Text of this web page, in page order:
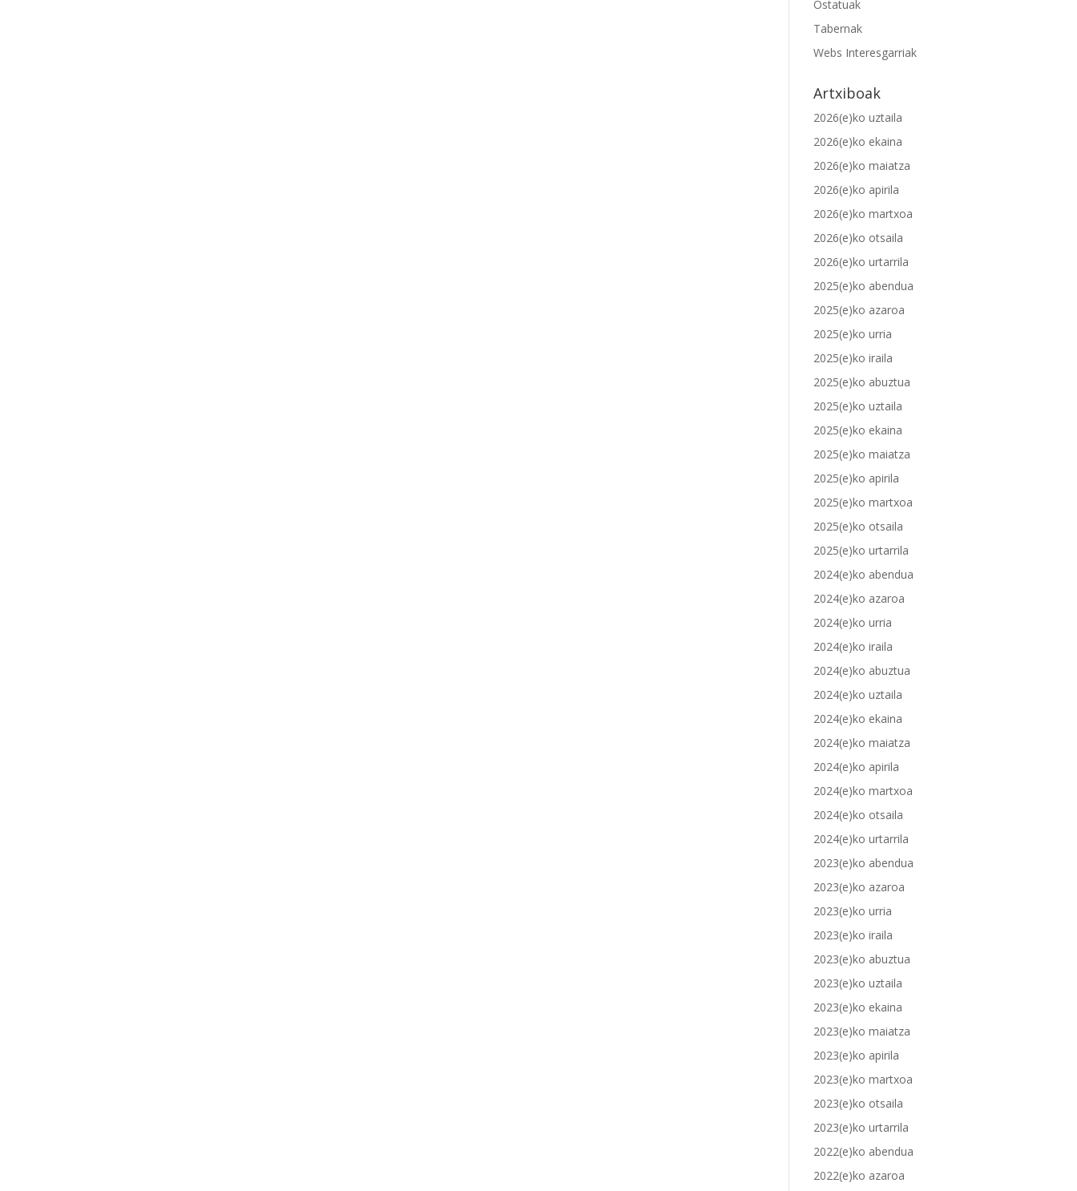
Ostatuak
Tabernak
Webs Interesgarriak
Artxiboak
2026(e)ko uztaila
2026(e)ko ekaina
2026(e)ko maiatza
2026(e)ko apirila
2026(e)ko martxoa
2026(e)ko otsaila
2026(e)ko urtarrila
2025(e)ko abendua
2025(e)ko azaroa
2025(e)ko urria
2025(e)ko iraila
2025(e)ko abuztua
2025(e)ko uztaila
2025(e)ko ekaina
2025(e)ko maiatza
2025(e)ko apirila
2025(e)ko martxoa
2025(e)ko otsaila
2025(e)ko urtarrila
2024(e)ko abendua
2024(e)ko azaroa
2024(e)ko urria
2024(e)ko iraila
2024(e)ko abuztua
2024(e)ko uztaila
2024(e)ko ekaina
2024(e)ko maiatza
2024(e)ko apirila
2024(e)ko martxoa
2024(e)ko otsaila
2024(e)ko urtarrila
2023(e)ko abendua
2023(e)ko azaroa
2023(e)ko urria
2023(e)ko iraila
2023(e)ko abuztua
2023(e)ko uztaila
2023(e)ko ekaina
2023(e)ko maiatza
2023(e)ko apirila
2023(e)ko martxoa
2023(e)ko otsaila
2023(e)ko urtarrila
2022(e)ko abendua
2022(e)ko azaroa